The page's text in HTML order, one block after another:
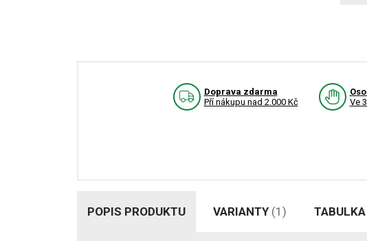
Doprava zdarma
Pří nákupu nad 2.000 Kč
Ve
POPIS PRODUKTU VARIANTY (1)